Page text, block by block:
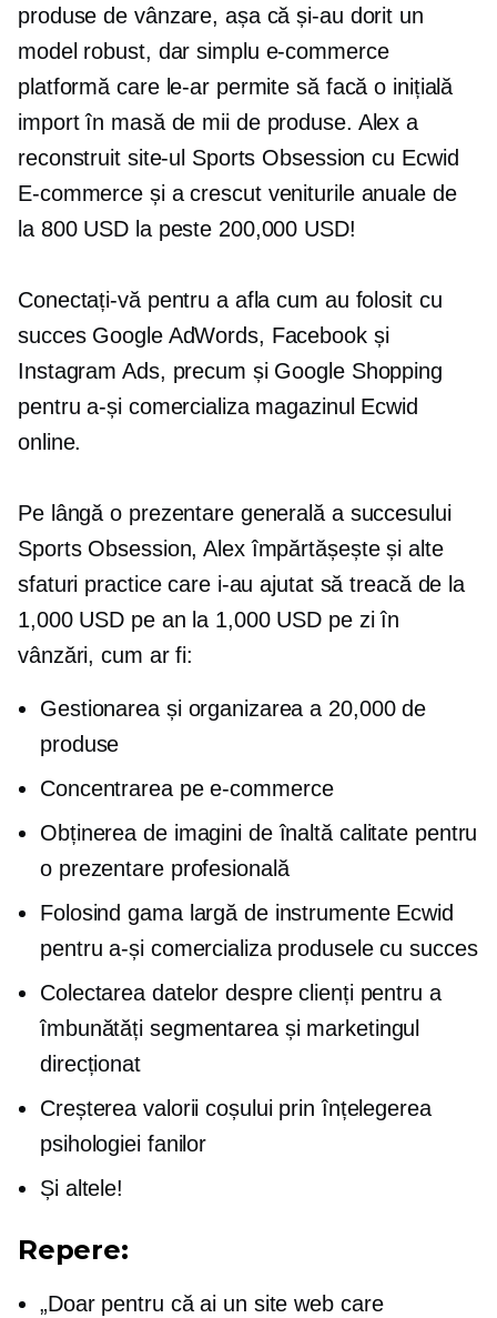
produse de vânzare, așa că și-au dorit un
model robust, dar simplu e-commerce
platformă care le-ar permite să facă o inițială
import în masăde mii de produse. Alex a
reconstruit site-ul Sports Obsession cu Ecwid
E-commerce și a crescut veniturile anuale de
la 800 USD la peste 200,000 USD!
Conectați-vă pentru a afla cum au folosit cu
succes Google AdWords, Facebook și
Instagram Ads, precum și Google Shopping
pentru a-și comercializa magazinul Ecwid
online.
Pe lângă o prezentare generală a succesului
Sports Obsession, Alex împărtășește și alte
sfaturi practice care i-au ajutat să treacă de la
1,000 USD pe an la 1,000 USD pe zi în
vânzări, cum ar fi:
Gestionarea și organizarea a 20,000 de
produse
Concentrarea pee-commerce
Obținerea de imagini de înaltă calitate pentru
o prezentare profesională
Folosind gama largă de instrumente Ecwid
pentru a-și comercializa produsele cu succes
Colectarea datelor despre clienți pentru a
îmbunătăți segmentarea și marketingul
direcționat
Creșterea valorii coșului prin înțelegerea
psihologiei fanilor
Și altele!
Repere:
„Doar pentru că ai un site web care